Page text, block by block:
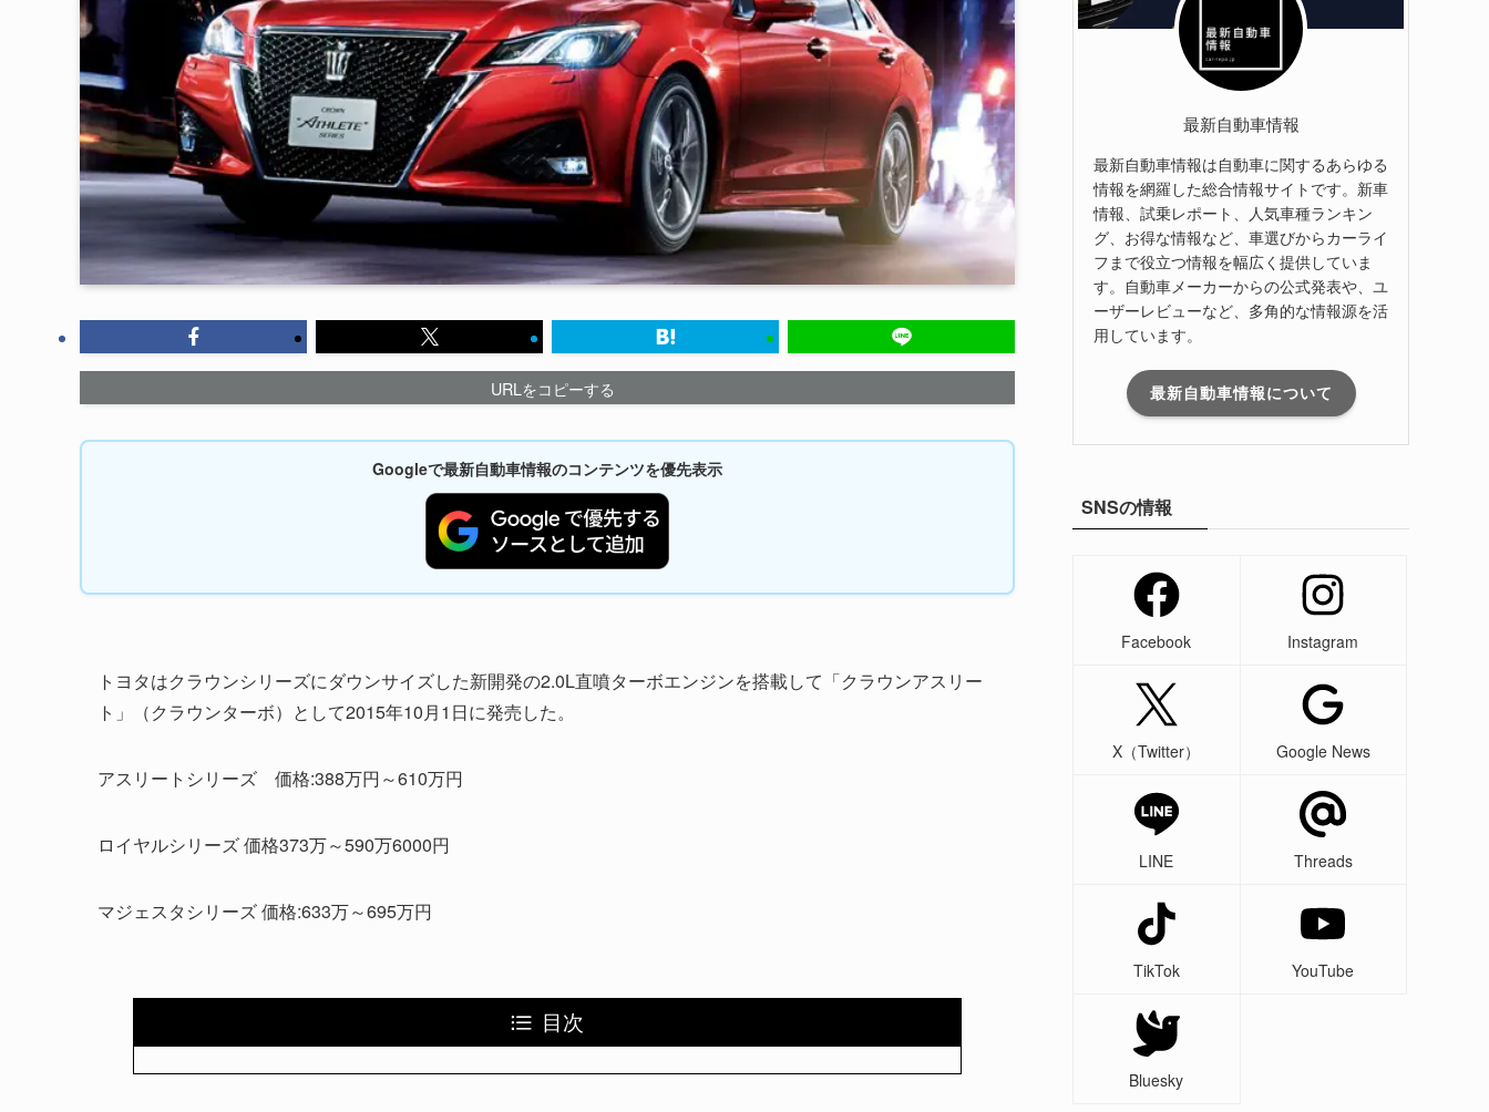
URLをコピーする
Googleで最新自動車情報のコンテンツを優先表示
トヨタはクラウンシリーズにダウンサイズした新開発の2.0L直噴ターボエンジンを搭載して「クラウンアスリー
ト」（クラウンターボ）として2015年10月1日に発売した。
アスリートシリーズ 価格:388万円～610万円
ロイヤルシリーズ 価格373万～590万6000円
マジェスタシリーズ 価格:633万～695万円
目次
最新自動車情報
最新自動車情報は自動車に関するあらゆる
情報を網羅した総合情報サイトです。新車
情報、試乗レポート、人気車種ランキン
グ、お得な情報など、車選びからカーライ
フまで役立つ情報を幅広く提供していま
す。自動車メーカーからの公式発表や、ユ
ーザーレビューなど、多角的な情報源を活
用しています。
最新自動車情報について
SNSの情報
Facebook Instagram
X（Twitter） Google News
LINE Threads
TikTok YouTube
Bluesky